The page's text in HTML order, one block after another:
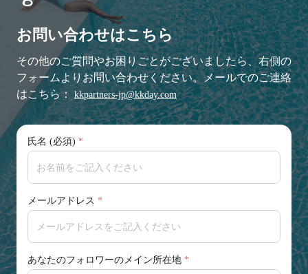
お問い合わせはこちら
その他のご質問やお困りごとがございましたら、右側の
フォームよりお問い合わせください。メールでのご連絡
はこちら： kkpartners-jp@kkday.com
氏名 (必須)
メールアドレス
あなたのフォロワーのメイン所在地